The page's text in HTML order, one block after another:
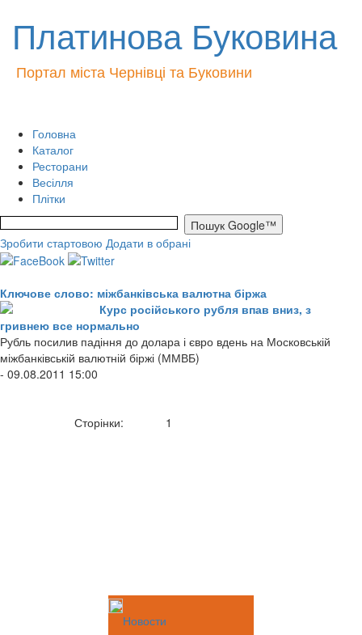
Платинова Буковина
Портал міста Чернівці та Буковини
Головна
Каталог
Ресторани
Весілля
Плітки
Зробити стартовою Додати в обрані
Ключове слово: міжбанківська валютна біржа
Курс російського рубля впав вниз, з
гривнею все нормально
Рубль посилив падіння до долара і євро вдень на Московській
міжбанківській валютній біржі (ММВБ)
- 09.08.2011 15:00
Сторінки: 1
Новости